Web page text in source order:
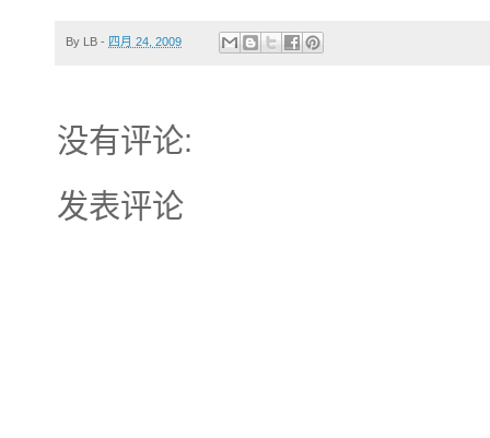
By LB - 四月 24, 2009
没有评论:
发表评论